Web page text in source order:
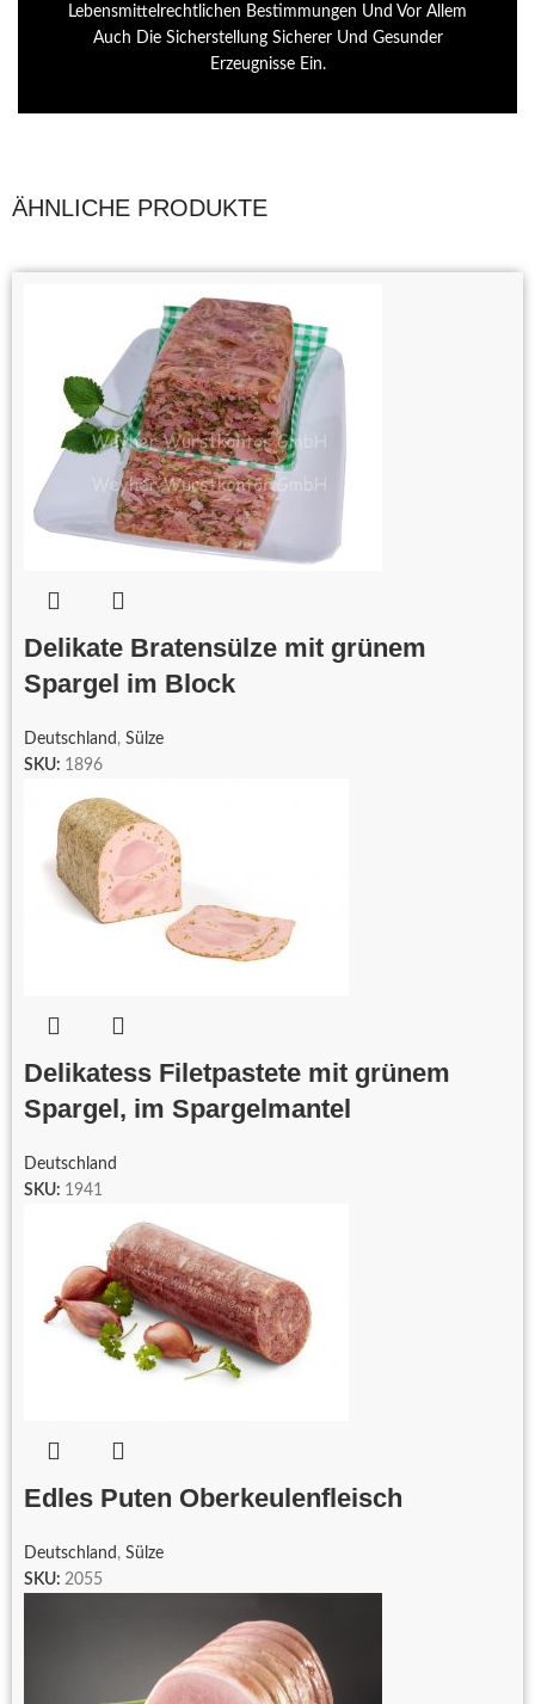
Lebensmittelrechtlichen Bestimmungen Und Vor Allem
Auch Die Sicherstellung Sicherer Und Gesunder
Erzeugnisse Ein.
ÄHNLICHE PRODUKTE
Delikate Bratensülze mit grünem
Spargel im Block
Deutschland , Sülze
SKU: 1896
Delikatess Filetpastete mit grünem
Spargel, im Spargelmantel
Deutschland
SKU: 1941
Edles Puten Oberkeulenfleisch
Deutschland , Sülze
SKU: 2055